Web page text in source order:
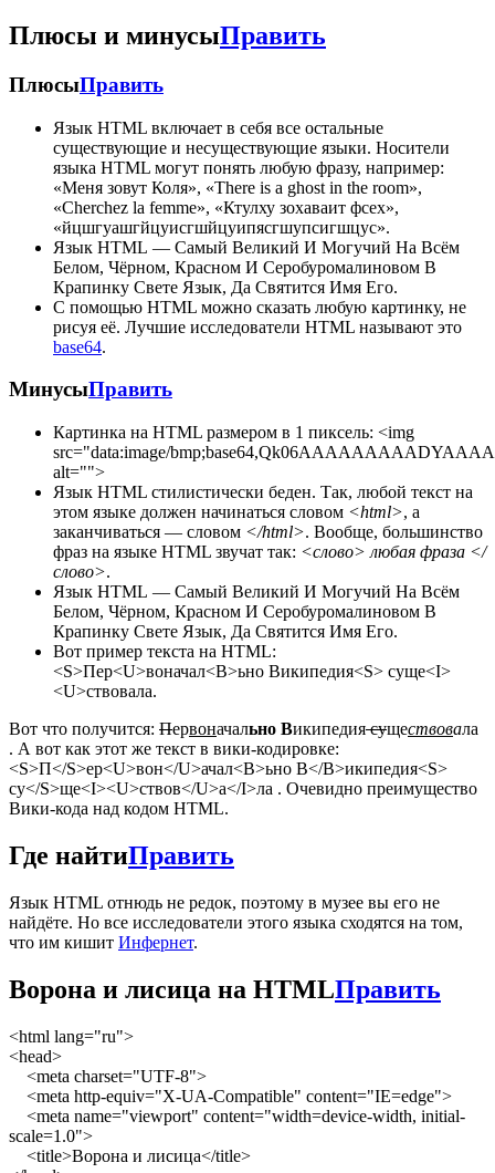
Плюсы и минусыПравить
ПлюсыПравить
Язык HTML включает в себя все остальные
существующие и несуществующие языки. Носители
языка HTML могут понять любую фразу, например:
«Меня зовут Коля», «There is a ghost in the room»,
«Cherchez la femme», «Ктулху зохаваит фсех»,
«йцшгуашгйцуисгшйцуипясгшупсигшцус».
Язык HTML — Самый Великий И Могучий На Всём
Белом, Чёрном, Красном И Серобуромалиновом В
Крапинку Свете Язык, Да Святится Имя Его.
С помощью HTML можно сказать любую картинку, не
рисуя её. Лучшие исследователи HTML называют это
base64.
МинусыПравить
Картинка на HTML размером в 1 пиксель: <img
src="data:image/
alt="">
Язык HTML стилистически беден. Так, любой текст на
этом языке должен начинаться словом <html>, а
заканчиваться — словом </html>. Вообще, большинство
фраз на языке HTML звучат так: <слово> любая фраза </
слово>.
Язык HTML — Самый Великий И Могучий На Всём
Белом, Чёрном, Красном И Серобуромалиновом В
Крапинку Свете Язык, Да Святится Имя Его.
Вот пример текста на HTML:
<S>Пер<U>воначал<B>ьно Википедия<S> суще<I>
<U>ствовала.
Вот что получится: Первоначально Википедиясуществовала
. А вот как этот же текст в вики-кодировке:
<S>П</S>ер<U>вон</U>ачал<B>ьно В</B>икипедия<S>
су</S>ще<I><U>ствов</U>а</I>ла . Очевидно преимущество
Вики-кода над кодом HTML.
Где найтиПравить
Язык HTML отнюдь не редок, поэтому в музее вы его не
найдёте. Но все исследователи этого языка сходятся на том,
что им кишит Инфернет.
Ворона и лисица на HTMLПравить
<html lang="ru">
<head>
<meta charset="UTF-8">
<meta http-equiv="X-UA-Compatible" content="IE=edge">
<meta name="viewport" content="width=device-width, initial-
scale=1.0">
<title>Ворона и лисица</title>